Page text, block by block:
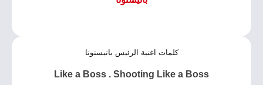
كلمات اغنية الرئيس باتيستوتا
Like a Boss . Shooting Like a Boss